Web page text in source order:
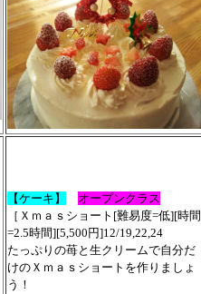
【ケーキ 】
オープンクラス
［Ｘｍａｓショート [難易度=低][時間
=2.5時間][5,500円]12/19,22,24
たっぷりの苺と生クリームで自分だ
けのＸｍａｓショートを作りましょ
う！